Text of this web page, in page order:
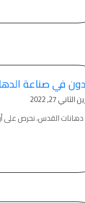
في صناعة
27, 2022
القدس، نحرص على